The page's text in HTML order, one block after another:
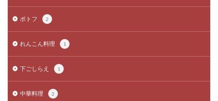
ポトフ 2
れんこん料理 1
下ごしらえ 1
中華料理 2